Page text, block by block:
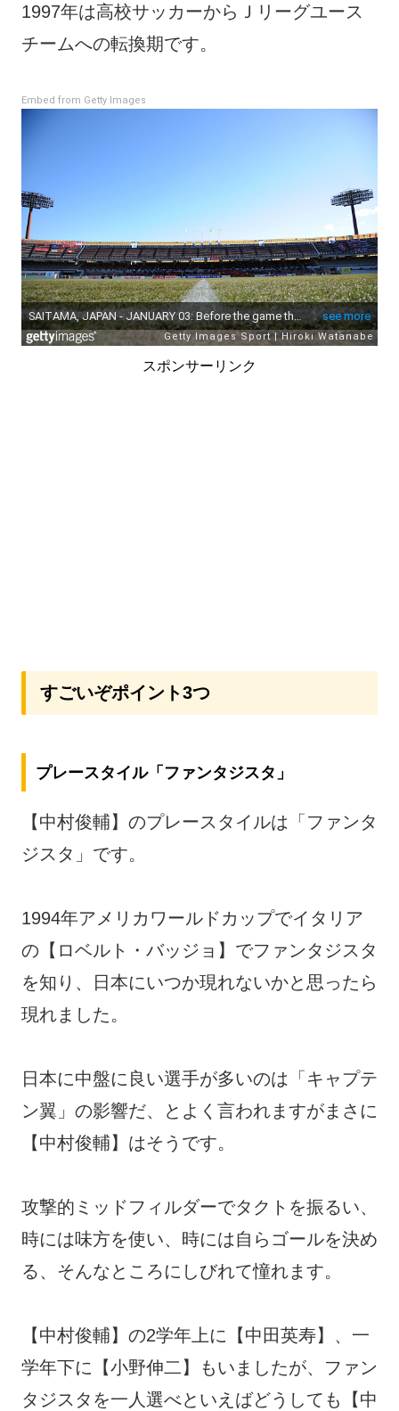
1997年は高校サッカーからＪリーグユース
チームへの転換期です。
Embed from Getty Images
スポンサーリンク
すごいぞポイント3つ
プレースタイル「ファンタジスタ」
【中村俊輔】のプレースタイルは「ファンタ
ジスタ」です。
1994年アメリカワールドカップでイタリア
の【ロベルト・バッジョ】でファンタジスタ
を知り、日本にいつか現れないかと思ったら
現れました。
日本に中盤に良い選手が多いのは「キャプテ
ン翼」の影響だ、とよく言われますがまさに
【中村俊輔】はそうです。
攻撃的ミッドフィルダーでタクトを振るい、
時には味方を使い、時には自らゴールを決め
る、そんなところにしびれて憧れます。
【中村俊輔】の2学年上に【中田英寿】、一
学年下に【小野伸二】もいましたが、ファン
タジスタを一人選べといえばどうしても【中